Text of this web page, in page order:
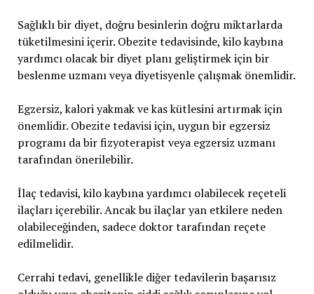
Sağlıklı bir diyet, doğru besinlerin doğru miktarlarda
tüketilmesini içerir. Obezite tedavisinde, kilo kaybına
yardımcı olacak bir diyet planı geliştirmek için bir
beslenme uzmanı veya diyetisyenle çalışmak önemlidir.
Egzersiz, kalori yakmak ve kas kütlesini artırmak için
önemlidir. Obezite tedavisi için, uygun bir egzersiz
programı da bir fizyoterapist veya egzersiz uzmanı
tarafından önerilebilir.
İlaç tedavisi, kilo kaybına yardımcı olabilecek reçeteli
ilaçları içerebilir. Ancak bu ilaçlar yan etkilere neden
olabileceğinden, sadece doktor tarafından reçete
edilmelidir.
Cerrahi tedavi, genellikle diğer tedavilerin başarısız